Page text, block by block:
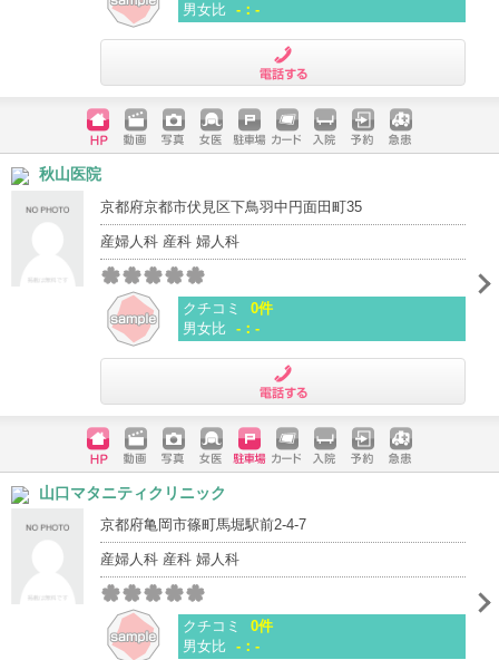
男女比 -：-
ホームペ
ージ
動画 写真 女医 駐車場
クレジッ
入院 予約 急患
秋山医院
京都府京都市伏見区下鳥羽中円面田町35
産婦人科 産科 婦人科
クチコミ
0件
男女比 -：-
ホームペ
ージ
動画 写真 女医 駐車場
クレジッ
入院 予約 急患
山口マタニティクリニック
京都府亀岡市篠町馬堀駅前2-4-7
産婦人科 産科 婦人科
クチコミ
0件
男女比 -：-